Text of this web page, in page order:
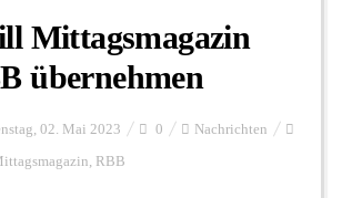
Mittagsmagazin
übernehmen
02. Mai 2023 0 Nachrichten
, RBB